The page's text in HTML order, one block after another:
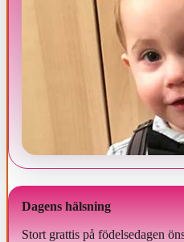
Dagens hälsning
Stort grattis på födelsedagen